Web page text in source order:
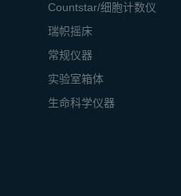
Countstar/细胞计数仪
瑞帜摇床
常规仪器
实验室箱体
生命科学仪器